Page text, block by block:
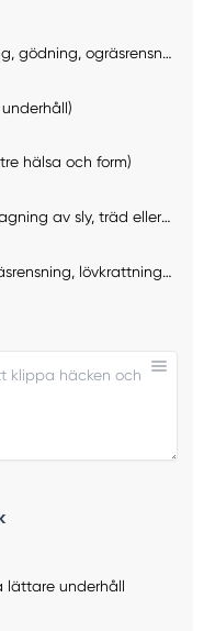
Vård av gräsmattan (klippning, gödning, ogräsrensning)
hälsa och form)
Röjning av trädgården (borttagning av sly, träd eller buskar)
Allmän trädgårdsskötsel (ogräsrensning, lövkrattning, vårstädning)
lättare underhåll